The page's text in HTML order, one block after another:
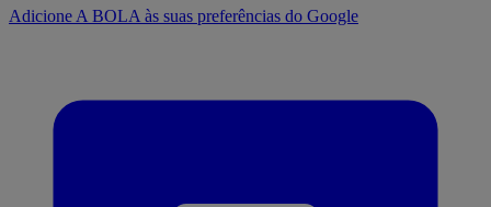
Adicione A BOLA às suas preferências do Google